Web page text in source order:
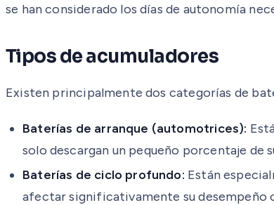
se han considerado los días de autonomía
Tipos de acumuladores
Existen principalmente dos categorías de
Baterías de arranque (automotrices):
solo descargan un pequeño porcentaje de
Baterías de ciclo profundo: Están
afectar significativamente su desempeño